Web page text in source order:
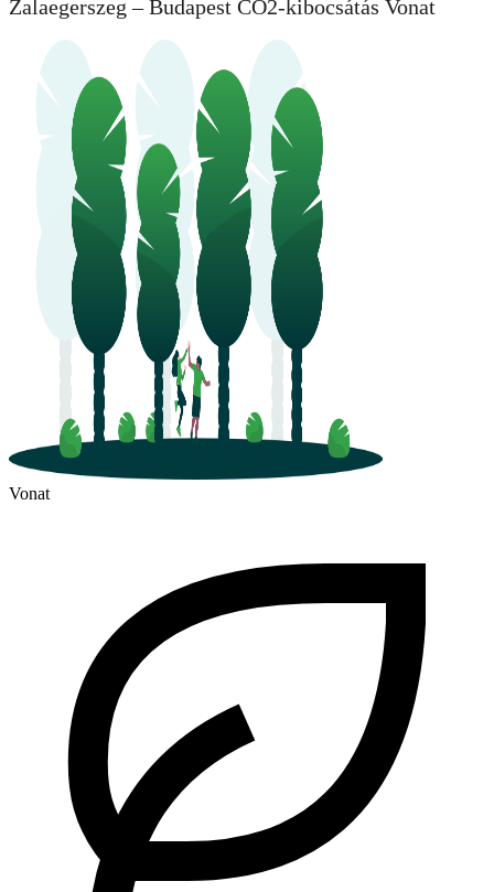
Zalaegerszeg – Budapest CO2-kibocsátás Vonat
Vonat